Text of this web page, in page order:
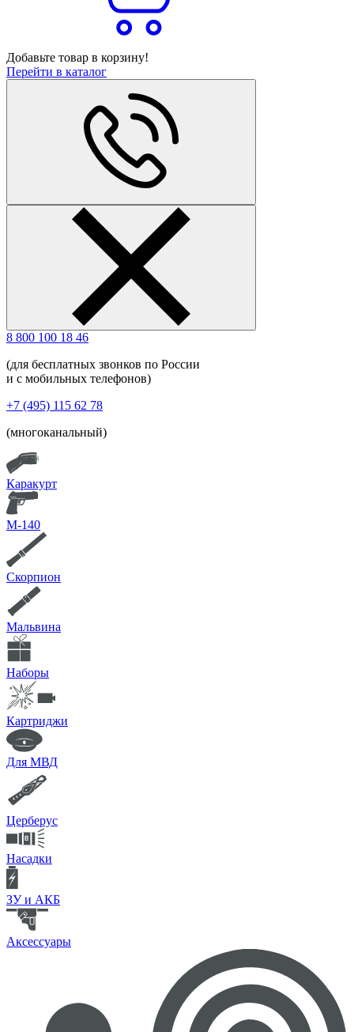
Добавьте товар в корзину!
Перейти в каталог
8 800 100 18 46
(для бесплатных звонков по России
и с мобильных телефонов)
+7 (495) 115 62 78
(многоканальный)
Каракурт
М-140
Скорпион
Мальвина
Наборы
Картриджи
Для МВД
Церберус
Насадки
ЗУ и АКБ
Аксессуары